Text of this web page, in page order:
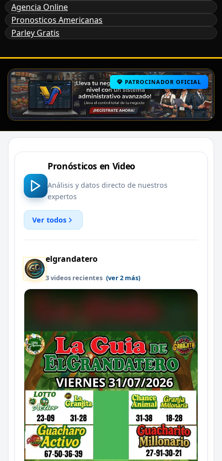
Agencia Online
Pronosticos Americanas
Parley Gratis
PATROCINADOR OFICIAL
Pronósticos en Video
Análisis y datos directo de nuestros
expertos
Ver todos
elgrandatero
3 videos recientes (ver 2 más)